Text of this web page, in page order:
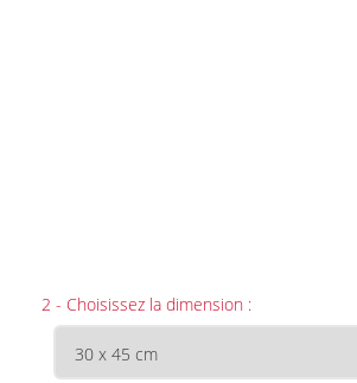
2 - Choisissez la dimension :